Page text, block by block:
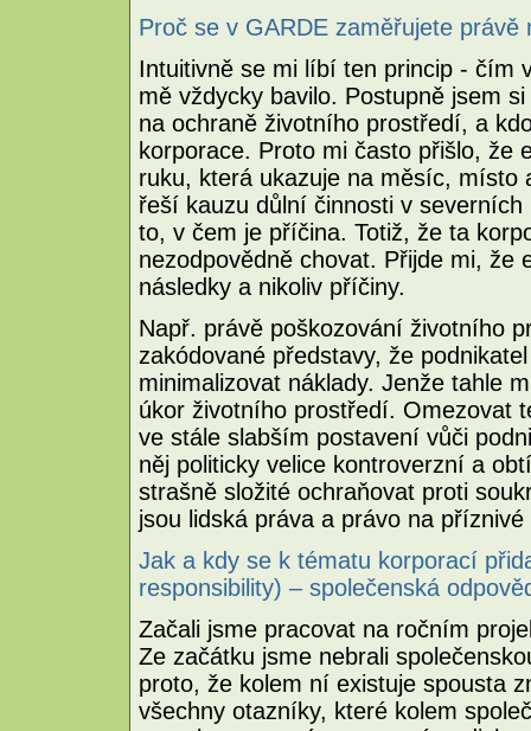
Proč se v GARDE zaměřujete právě
Intuitivně se mi líbí ten princip -
mě vždycky bavilo. Postupně jsem
na ochraně životního prostředí, a
korporace. Proto mi často přišlo, že
ruku, která ukazuje na měsíc,
řeší kauzu důlní činnosti v
to, v čem je příčina. Totiž, že ta
nezodpovědně chovat. Přijde mi,
následky a nikoliv příčiny.
Např. právě poškozování životního
zakódované představy, že
minimalizovat náklady. Jenže tahle
úkor životního prostředí. Omezovat
ve stále slabším postavení vůči
něj politicky velice kontroverzní a
strašně složité ochraňovat proti
jsou lidská práva a právo na
Jak a kdy se k tématu korporací
responsibility) – společenská
Začali jsme pracovat na ročním
Ze začátku jsme nebrali
proto, že kolem ní existuje spousta
všechny otazníky, které kolem